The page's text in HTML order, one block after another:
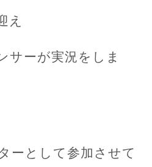
え
サーが実況をしま
ーとして参加させて